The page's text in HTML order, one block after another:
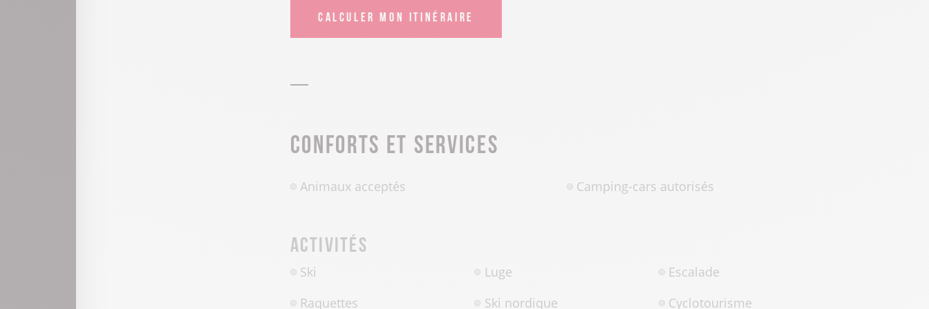
CALCULER MON ITINÉRAIRE
Conforts et services
Animaux acceptés Camping-cars autorisés
Activités
Ski Luge
Escalade
Raquettes
Ski nordique Cyclotourisme